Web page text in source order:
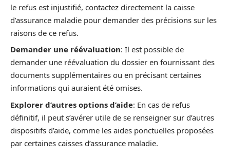
le refus est injustifié, contactez directement la caisse
d’assurance maladie pour demander des précisions sur les
raisons de ce refus.
Demander une réévaluation: Il est possible de
demander une réévaluation du dossier en fournissant des
documents supplémentaires ou en précisant certaines
informations qui auraient été omises.
Explorer d’autres options d’aide: En cas de refus
définitif, il peut s’avérer utile de se renseigner sur d’autres
dispositifs d’aide, comme les aides ponctuelles proposées
par certaines caisses d’assurance maladie.